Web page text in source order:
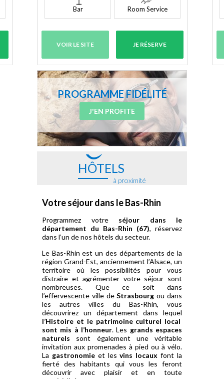
Bar Room Service
VOIR LE SITE JE RÉSERVE
PROGRAMME FIDÉLITÉ
J'EN PROFITE
HÔTELS
à proximité
Votre séjour dans le Bas-Rhin
Programmez votreséjour dans le
département du Bas-Rhin (67), réservez
dans l’un de nos hôtels du secteur.
Le Bas-Rhin est un des départements de la
région Grand-Est, anciennement l’Alsace, un
territoire où les possibilités pour vous
distraire et agrémenter votre séjour sont
nombreuses. Que ce soit dans
l’effervescente ville deStrasbourg ou dans
les autres villes du Bas-Rhin, vous
découvrirez un département dans lequel
l’Histoire et le patrimoine culturel local
sont mis à l’honneur. Les grands espaces
naturels sont également une véritable
invitation aux promenades à pied ou à vélo.
La gastronomieet lesvins locaux font la
fierté des habitants qui vous les feront
découvrir avec plaisir et en toute